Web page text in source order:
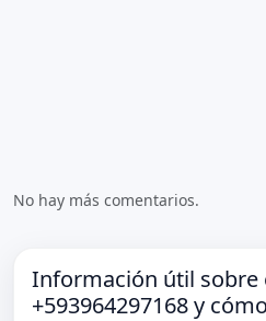
No hay más comentarios.
Información útil sobre
+593964297168 y